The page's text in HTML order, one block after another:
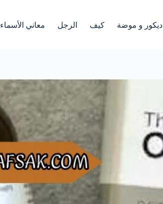
ديكور و موضة كيف الرجل معاني الأسماء